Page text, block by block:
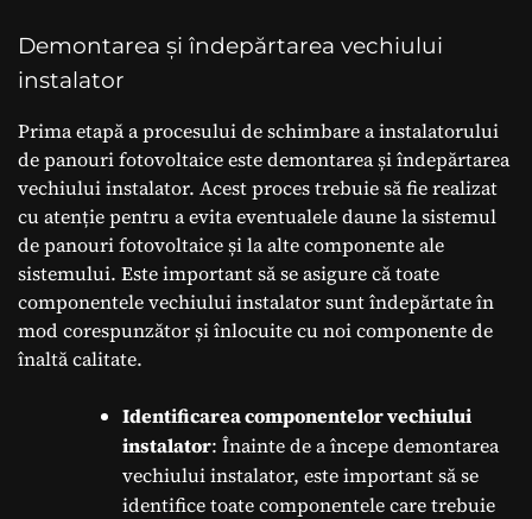
Demontarea și îndepărtarea vechiului
instalator
Prima etapă a procesului de schimbare a instalatorului
de panouri fotovoltaice este demontarea și îndepărtarea
vechiului instalator. Acest proces trebuie să fie realizat
cu atenție pentru a evita eventualele daune la sistemul
de panouri fotovoltaice și la alte componente ale
sistemului. Este important să se asigure că toate
componentele vechiului instalator sunt îndepărtate în
mod corespunzător și înlocuite cu noi componente de
înaltă calitate.
Identificarea componentelor vechiului
instalator: Înainte de a începe demontarea
vechiului instalator, este important să se
identifice toate componentele care trebuie